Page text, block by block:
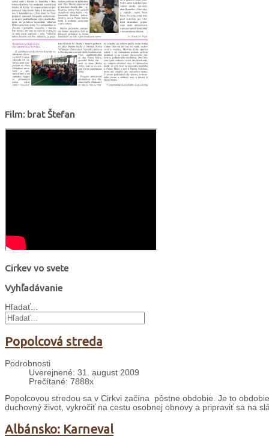
Film: brat Štefan
Cirkev vo svete
Vyhľadávanie
Hľadať...
Popolcová streda
Podrobnosti
Uverejnené: 31. august 2009
Prečítané: 7888x
Popolcovou stredou sa v Cirkvi začína pôstne obdobie. Je to
duchovný život, vykročiť na cestu osobnej obnovy a pripraviť sa na
Albánsko: Karneval